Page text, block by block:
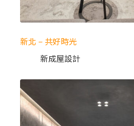
新北 – 共好時光
新成屋設計